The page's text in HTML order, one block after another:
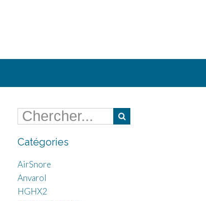
Catégories
AirSnore
Anvarol
HGHX2